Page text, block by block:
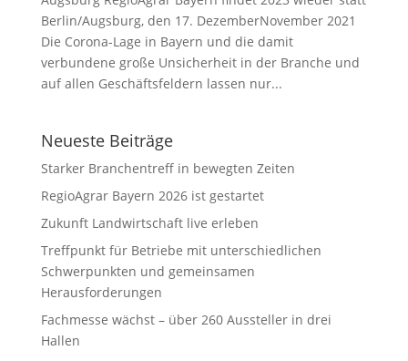
Berlin/Augsburg, den 17. DezemberNovember 2021
Die Corona-Lage in Bayern und die damit
verbundene große Unsicherheit in der Branche und
auf allen Geschäftsfeldern lassen nur...
Neueste Beiträge
Starker Branchentreff in bewegten Zeiten
RegioAgrar Bayern 2026 ist gestartet
Zukunft Landwirtschaft live erleben
Treffpunkt für Betriebe mit unterschiedlichen
Schwerpunkten und gemeinsamen
Herausforderungen
Fachmesse wächst – über 260 Aussteller in drei
Hallen